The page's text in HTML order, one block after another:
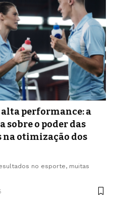
performance: a
o poder das
otimização dos
no esporte, muitas